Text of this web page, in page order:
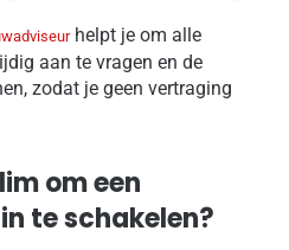
helpt je om alle
aan te vragen en de
zodat je geen vertraging
om een
te schakelen?